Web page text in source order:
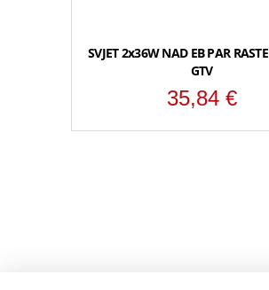
SVJET 2x36W NAD EB PAR
GTV
35,84 €